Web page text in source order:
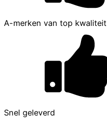
A-merken van top kwaliteit
Snel geleverd